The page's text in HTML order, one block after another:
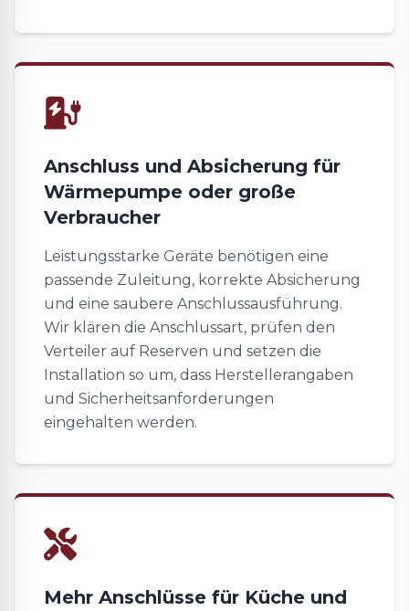
Anschluss und Absicherung für
Wärmepumpe oder große
Verbraucher
Leistungsstarke Geräte benötigen eine
passende Zuleitung, korrekte Absicherung
und eine saubere Anschlussausführung.
Wir klären die Anschlussart, prüfen den
Verteiler auf Reserven und setzen die
Installation so um, dass Herstellerangaben
und Sicherheitsanforderungen
eingehalten werden.
Mehr Anschlüsse für Küche und